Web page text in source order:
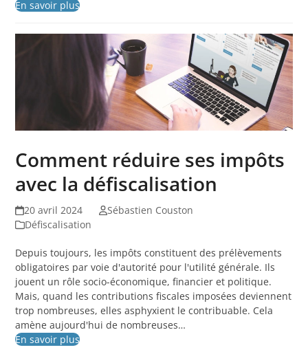
En savoir plus
Comment réduire ses impôts
avec la défiscalisation
20 avril 2024
Sébastien Couston
Défiscalisation
Depuis toujours, les impôts constituent des prélèvements
obligatoires par voie d'autorité pour l'utilité générale. Ils
jouent un rôle socio-économique, financier et politique.
Mais, quand les contributions fiscales imposées deviennent
trop nombreuses, elles asphyxient le contribuable. Cela
amène aujourd'hui de nombreuses…
En savoir plus